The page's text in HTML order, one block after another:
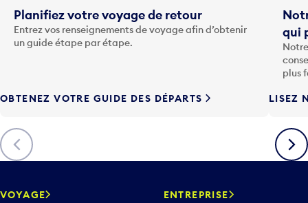
t
o
u
F
è
c
h
v
Précédent
Planifiez votre voyage de retour
Entrez vos renseignements de voyage afin d’obtenir
un guide étape par étape.
OBTENEZ VOTRE GUIDE DES DÉPARTS
qui
plus
LISEZ
VOYAGE ENTREPRISE